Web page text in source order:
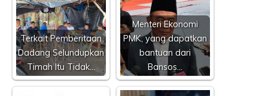
Terkait Pemberitaan
Dadang Selundupkan
Timah Itu Tidak…
Menteri Ekonomi
PMK, yang dapatkan
bantuan dari
Bansos…